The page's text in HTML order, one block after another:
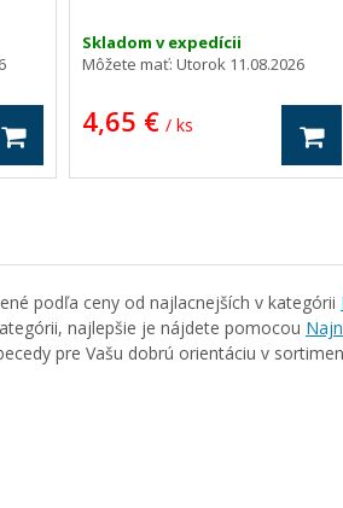
Skladom v expedícii
Môžete mať: Utorok 11.08.2026
4,65 € / ks
podľa ceny od najlacnejších v kategórii
najlepšie je nájdete pomocou
pre Vašu dobrú orientáciu v